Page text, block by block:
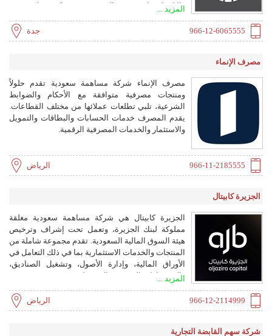
والتكنولوجيا. تتمتع المجموعة بمراكز ريادية في
المزيد ...
966-12-6065555 جدة
مصرف الإنماء
مصرف الإنماء شركة مساهمة سعودية تقدم حلولاً
ومنتجات مصرفية متوافقة مع الأحكام والضوابط
الشرعية، تلبي تطلعات عملائها من مختلف القطاعات.
يقدم المصرف خدمات الحسابات والبطاقات والتمويل
والاستثمار والخدمات المصرفية الرقمية.
966-11-2185555 الرياض
الجزيرة كابيتال
الجزيرة كابيتال هي شركة مساهمة سعودية مغلقة
مملوكة لبنك الجزيرة، وتعمل تحت إشراف وترخيص
هيئة السوق المالية السعودية. تقدم مجموعة شاملة من
المنتجات والخدمات الاستثمارية بما في ذلك التعامل في
الأوراق المالية، وإدارة الأصول، وتشغيل الصناديق،
والاستشارات المصرفية الاستثمارية.
المزيد ...
966-12-2114999 الرياض
شركة سهم القابضة التجارية